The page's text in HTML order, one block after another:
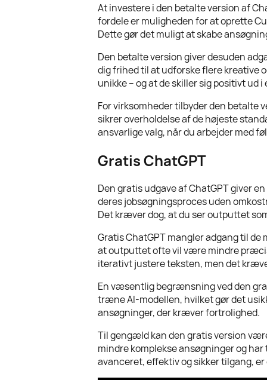
At investere i den betalte version af
fordele er muligheden for at oprette
Dette gør det muligt at skabe
Den betalte version giver desuden
dig frihed til at udforske flere kreative
unikke – og at de skiller sig positivt
For virksomheder tilbyder den betalte
sikrer overholdelse af de højeste
ansvarlige valg, når du arbejder med
Gratis ChatGPT
Den gratis udgave af ChatGPT giver
deres jobsøgningsproces uden
Det kræver dog, at du ser outputtet
Gratis ChatGPT mangler adgang til de
at outputtet ofte vil være mindre
iterativt justere teksten, men det
En væsentlig begrænsning ved den
træne AI-modellen, hvilket gør det
ansøgninger, der kræver fortrolighed.
Til gengæld kan den gratis version
mindre komplekse ansøgninger og
avanceret, effektiv og sikker tilgang,